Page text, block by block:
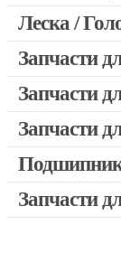
Запчасти
Запчасти
Леска /
Запчасти
Запчасти
Двигатели,
Запчасти
Запчасти
Запчасти